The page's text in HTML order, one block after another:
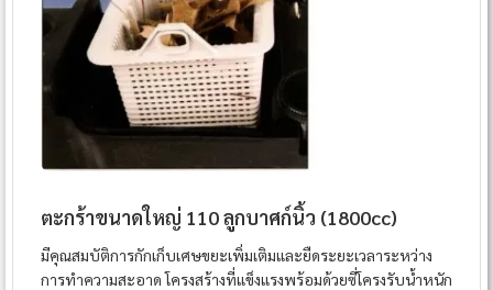
ตะกร้าขนาดใหญ่ 110 ลูกบาศก์นิ้ว (1800cc)
มีคุณสมบัติการกักเก็บเศษขยะเพิ่มเติมและยืดระยะเวลาระหว่าง
การทำความสะอาด โครงสร้างที่แข็งแรงพร้อมด้วยซี่โครงรับน้ำหนัก